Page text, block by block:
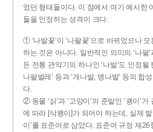
었던 형태들이다. 이 점에서 여기 예시한
들을 인정하는 성격이 크다.
① ‘나발꽃’이 ‘나팔꽃’으로 바뀌었으나 모
하는 것은 아니다. 일반적인 의미의 ‘나팔
든 전통 관악기의 하나인 ‘나발’도 인정
나팔벌레’ 등과 ‘개나발, 병나발’ 등의 합
다.
② 동물 ‘삵’과 ‘고양이’의 준말인 ‘괭이’
에 따라 [삭꽹이]가 되어야 하는데, 실제
이’를 표준어로 삼았다. 표준어 규정 제26